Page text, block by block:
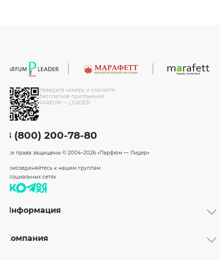
Наведите камеру и скачайте
бесплатное приложение
PARFUM — LEADER
8 (800) 200-78-80
Все права защищены © 2004–2026 «Парфюм — Лидер»
Присоединяйтесь к нашим группам
в социальных сетях
Информация
Бренды
Компания